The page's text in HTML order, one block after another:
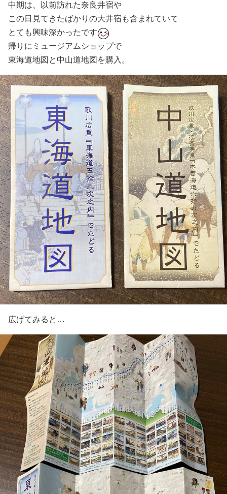
中期は、以前訪れた奈良井宿や
この日見てきたばかりの大井宿も含まれていて
とても興味深かったです
帰りにミュージアムショップで
東海道地図と中山道地図を購入。
広げてみると…